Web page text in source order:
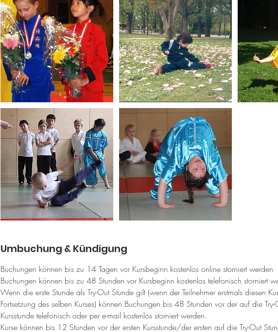
Umbuchung & Kündigung
Buchungen können bis zu 14 Tagen vor Kursbeginn kostenlos online storniert werden
Buchungen können bis zu 48 Stunden vor Kursbeginn kostenlos telefonisch storniert
Wenn die erste Stunde als Try-Out Stunde gilt (wenn der Teilnehmer erstmals diesen
Fortsetzung des selben Kurses) können Buchungen bis 48 Stunden vor der auf die
Kursstunde telefonisch oder per e-mail kostenlos storniert werden.
Kurse können bis 12 Stunden vor der ersten Kursstunde/der ersten auf die Try-Out